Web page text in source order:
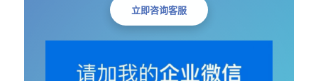
立即咨询客服